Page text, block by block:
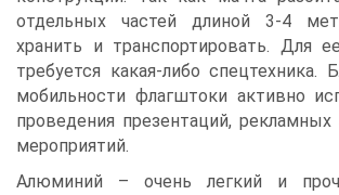
отдельных частей длиной 3-4
хранить и транспортировать. Для
требуется какая-либо спецтехника.
мобильности флагштоки активно
проведения презентаций,
мероприятий.
Алюминий – очень легкий и